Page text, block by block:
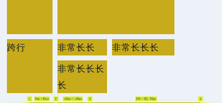
跨行 非常长长
非常长长长
非常长长长
长